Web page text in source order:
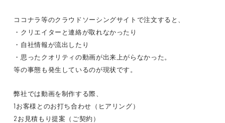
ココナラ等のクラウドソーシングサイトで注文すると、
・クリエイターと連絡が取れなかったり
・自社情報が流出したり
・思ったクオリティの動画が出来上がらなかった。
等の事態も発生しているのが現状です。
弊社では動画を制作する際、
1お客様とのお打ち合わせ（ヒアリング）
2お見積もり提案（ご契約）